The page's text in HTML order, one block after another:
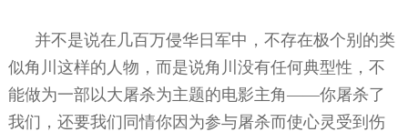
并不是说在几百万侵华日军中，不存在极个别的类
似角川这样的人物，而是说角川没有任何典型性，不
能做为一部以大屠杀为主题的电影主角——你屠杀了
我们，还要我们同情你因为参与屠杀而使心灵受到伤